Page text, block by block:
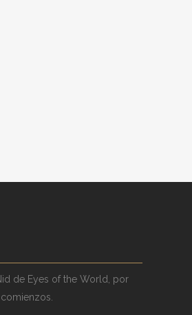
de Eyes of the World, por